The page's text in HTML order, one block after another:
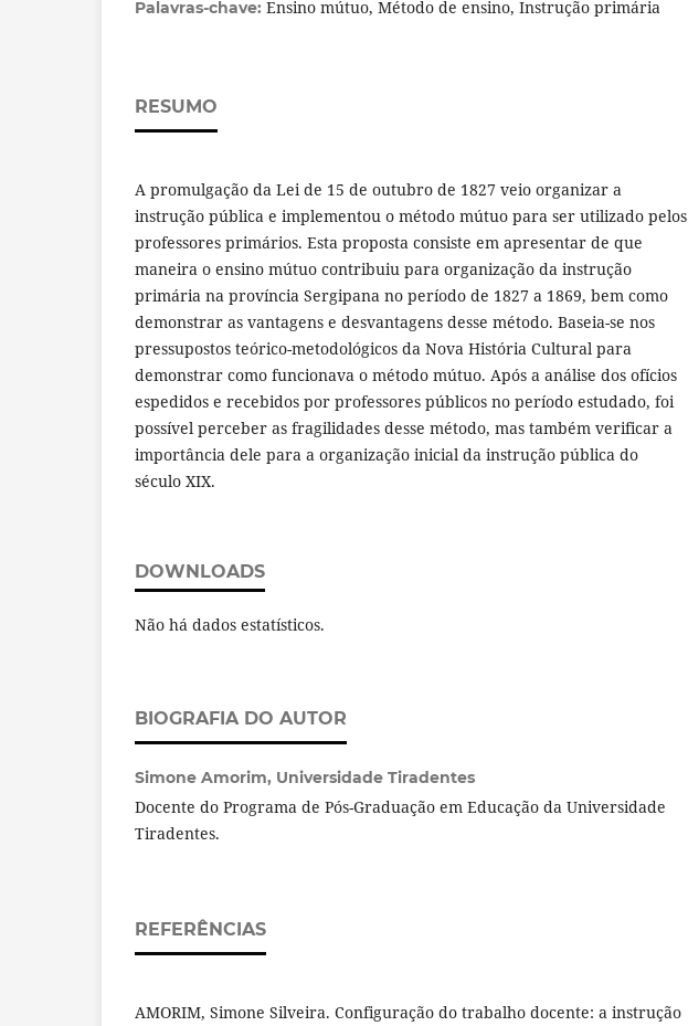
Palavras-chave: Ensino mútuo, Método de ensino, Instrução primária
RESUMO
A promulgação da Lei de 15 de outubro de 1827 veio organizar a
instrução pública e implementou o método mútuo para ser utilizado pelos
professores primários. Esta proposta consiste em apresentar de que
maneira o ensino mútuo contribuiu para organização da instrução
primária na província Sergipana no período de 1827 a 1869, bem como
demonstrar as vantagens e desvantagens desse método. Baseia-se nos
pressupostos teórico-metodológicos da Nova História Cultural para
demonstrar como funcionava o método mútuo. Após a análise dos ofícios
espedidos e recebidos por professores públicos no período estudado, foi
possível perceber as fragilidades desse método, mas também verificar a
importância dele para a organização inicial da instrução pública do
século XIX.
DOWNLOADS
Não há dados estatísticos.
BIOGRAFIA DO AUTOR
Simone Amorim, Universidade Tiradentes
Docente do Programa de Pós-Graduação em Educação da Universidade
Tiradentes.
REFERÊNCIAS
AMORIM, Simone Silveira. Configuração do trabalho docente: a instrução